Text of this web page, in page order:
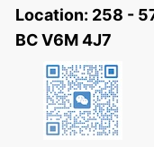
Location: 258 -
BC V6M 4J7